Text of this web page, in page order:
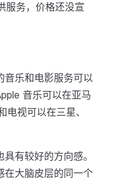
服务，价格还没宣
音乐和电影服务可以
音乐可以在亚马
视可以在三星、
有较好的方向感。
在大脑皮层的同一个